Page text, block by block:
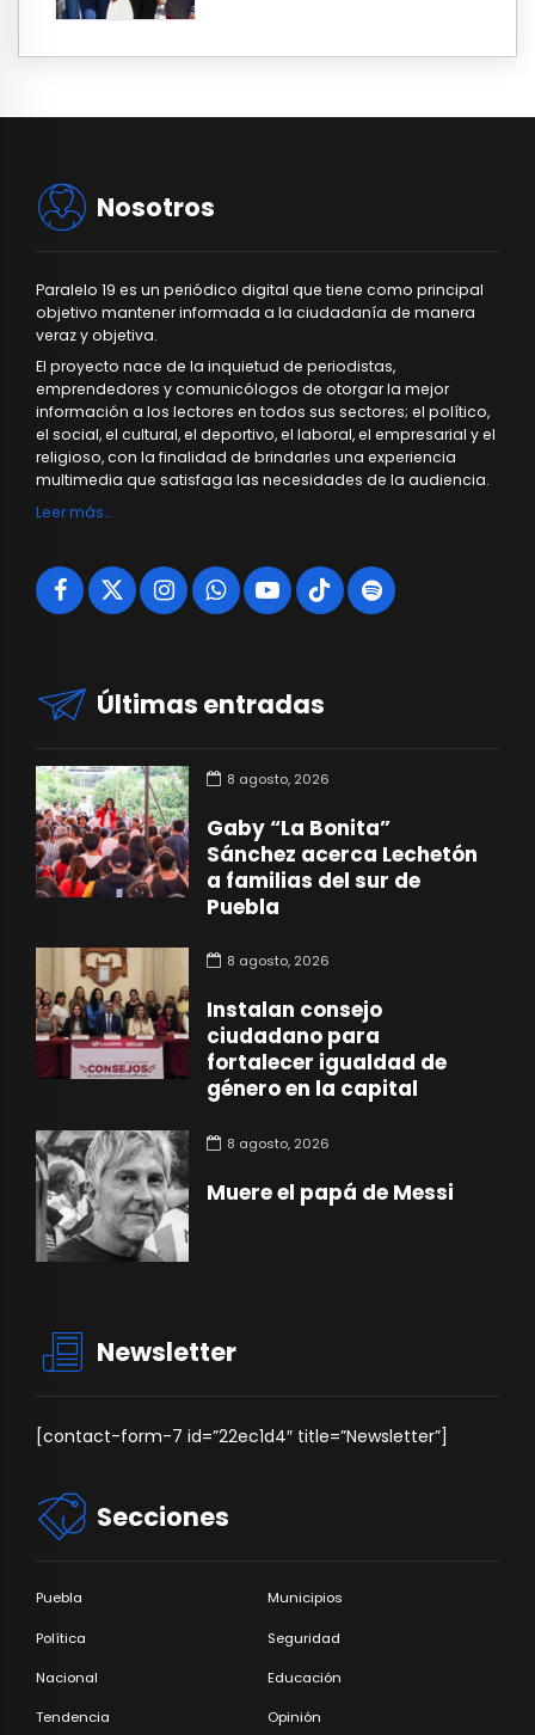
Nosotros
Paralelo 19 es un periódico digital que tiene como principal
objetivo mantener informada a la ciudadanía de manera
veraz y objetiva.
El proyecto nace de la inquietud de periodistas,
emprendedores y comunicólogos de otorgar la mejor
información a los lectores en todos sus sectores; el político,
el social, el cultural, el deportivo, el laboral, el empresarial y el
religioso, con la finalidad de brindarles una experiencia
multimedia que satisfaga las necesidades de la audiencia.
Leer más…
Últimas entradas
8 agosto, 2026
Gaby “La Bonita”
Sánchez acerca Lechetón
a familias del sur de
Puebla
8 agosto, 2026
Instalan consejo
ciudadano para
fortalecer igualdad de
género en la capital
8 agosto, 2026
Muere el papá de Messi
Newsletter
[contact-form-7 id=”22ec1d4″ title=”Newsletter”]
Secciones
Puebla Municipios
Política Seguridad
Nacional Educación
Tendencia Opinión